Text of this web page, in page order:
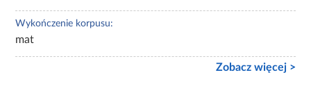
Wykończenie korpusu:
mat
Zobacz więcej >